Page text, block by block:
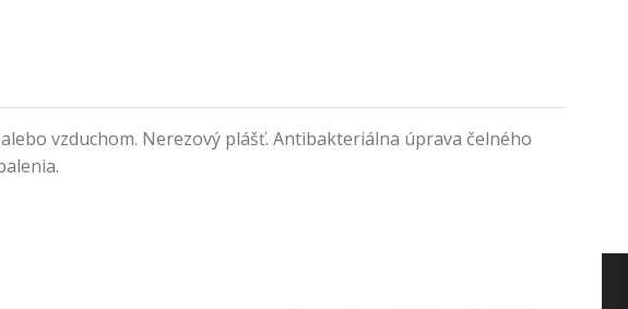
vzduchom. Nerezový plášť. Antibakteriálna úprava čelného